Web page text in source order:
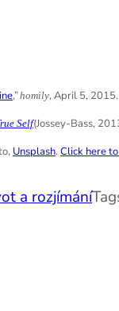
,”homily, April 5, 2015.
Self(Jossey-Bass,
Unsplash. Click here
a rozjímání